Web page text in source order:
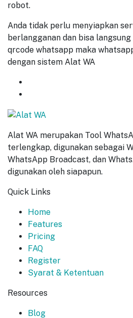
robot.
Anda tidak perlu menyiapkan
berlangganan dan bisa
qrcode whatsapp maka
dengan sistem Alat WA
Alat WA merupakan Tool
terlengkap, digunakan sebagai
WhatsApp Broadcast, dan
digunakan oleh siapapun.
Quick Links
Home
Features
Pricing
FAQ
Register
Syarat & Ketentuan
Resources
Blog